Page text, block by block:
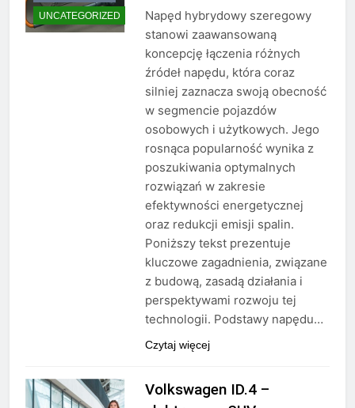
UNCATEGORIZED
Napęd hybrydowy szeregowy
stanowi zaawansowaną
koncepcję łączenia różnych
źródeł napędu, która coraz
silniej zaznacza swoją obecność
w segmencie pojazdów
osobowych i użytkowych. Jego
rosnąca popularność wynika z
poszukiwania optymalnych
rozwiązań w zakresie
efektywności energetycznej
oraz redukcji emisji spalin.
Poniższy tekst prezentuje
kluczowe zagadnienia, związane
z budową, zasadą działania i
perspektywami rozwoju tej
technologii. Podstawy napędu…
Czytaj więcej
Volkswagen ID.4 –